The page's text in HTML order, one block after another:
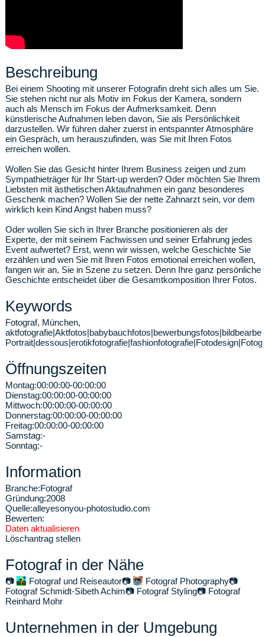
Beschreibung
Bei einem Shooting mit unserer Fotografin dreht sich alles um Sie.
Sie stehen nicht nur als Motiv im Fokus der Kamera, sondern
auch als Mensch im Fokus der Aufmerksamkeit. Denn
künstlerische Aufnahmen leben davon, Sie als Persönlichkeit
darzustellen. Wir führen daher zuerst in entspannter Atmosphäre
ein Gespräch, um herauszufinden, was Sie mit Ihren Fotos
erreichen wollen.
Wollen Sie das Gesicht hinter Ihrem Business zeigen und zum
Sympathieträger für Ihr Start-up werden? Oder möchten Sie Ihrem
Liebsten mit ästhetischen Aktaufnahmen ein ganz besonderes
Geschenk machen? Wollen Sie der nette Zahnarzt sein, vor dem
wirklich kein Kind Angst haben muss?
​Oder wollen Sie sich in Ihrer Branche positionieren als der
Experte, der mit seinem Fachwissen und seiner Erfahrung jedes
Event aufwertet? Erst, wenn wir wissen, welche Geschichte Sie
erzählen und wen Sie mit Ihren Fotos emotional erreichen wollen,
fangen wir an, Sie in Szene zu setzen. Denn Ihre ganz persönliche
Geschichte entscheidet über die Gesamtkomposition Ihrer Fotos.
Keywords
Fotograf, München,
Öffnungszeiten
Montag:00:00:00-00:00:00
Dienstag:00:00:00-00:00:00
Mittwoch:00:00:00-00:00:00
Donnerstag:00:00:00-00:00:00
Freitag:00:00:00-00:00:00
Samstag:-
Sonntag:-
Information
Branche:Fotograf
Gründung:2008
Quelle:alleyesonyou-photostudio.com
Bewerten:
Daten aktualisieren
Löschantrag stellen
Fotograf in der Nähe
📷 Fotograf und Reiseautor📷 Fotograf Photography📷
Fotograf Schmidt-Sibeth Achim📷 Fotograf Styling📷 Fotograf
Reinhard Mohr
Unternehmen in der Umgebung